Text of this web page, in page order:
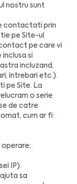
nostru sunt
contactati prin
pe Site-ul
pe care vi
si
incluzand,
intrebari etc.).
pe Site. La
o serie
de catre
cum ar fi:
IP).
sa